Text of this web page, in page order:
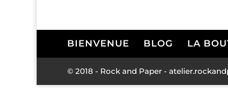
BIENVENUE BLOG LA
© 2018 - Rock and Paper -